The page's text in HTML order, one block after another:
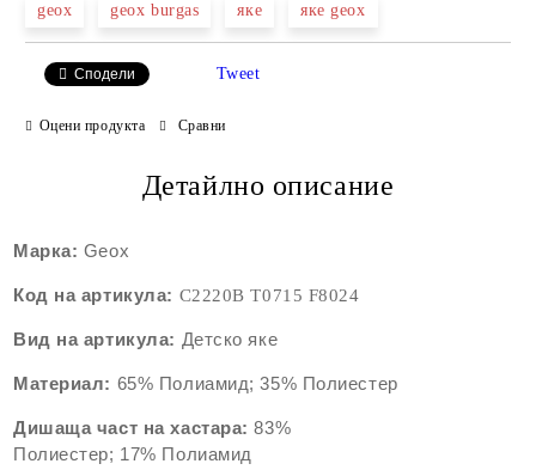
geox geox burgas яке яке geox
Сподели Tweet
Оцени продукта Сравни
Детайлно описание
Марка: Geox
Код на артикула: C2220B T0715 F8024
Вид на артикула: Детско яке
Материал: 65% Полиамид;35% Полиестер
Дишаща част на хастара: 83%
Полиестер; 17% Полиамид